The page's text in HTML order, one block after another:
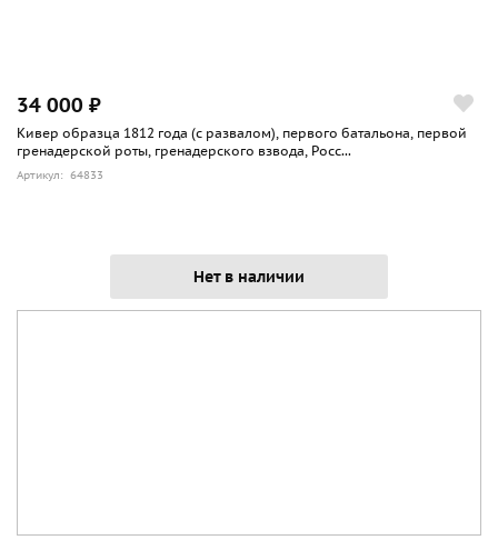
34 000 ₽
Кивер образца 1812 года (с развалом), первого батальона, первой
гренадерской роты, гренадерского взвода, Росс...
Артикул: 64833
Нет в наличии